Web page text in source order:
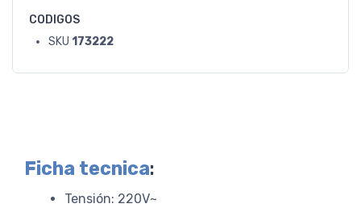
CODIGOS
SKU 173222
Ficha tecnica:
Tensión: 220V~